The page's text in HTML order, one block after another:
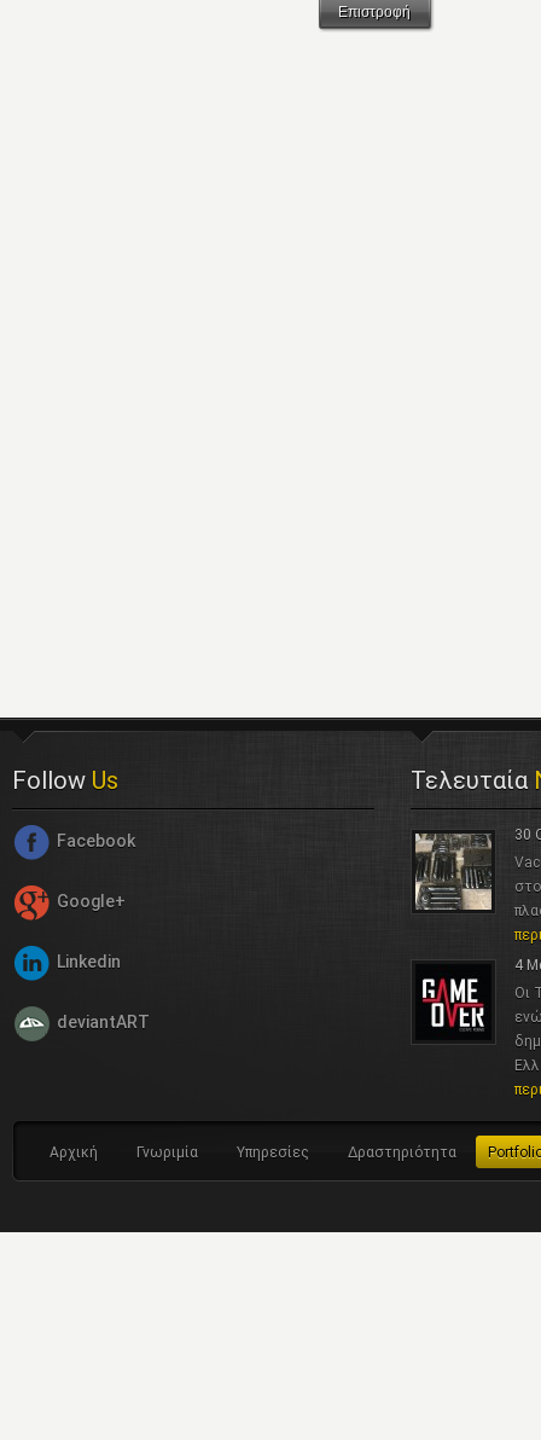
Επιστροφή
Follow Us
Facebook
Google+
Linkedin
deviantART
Τελευταία
30
4
Οι
Αρχική Γνωριμία Υπηρεσίες Δραστηριότητα